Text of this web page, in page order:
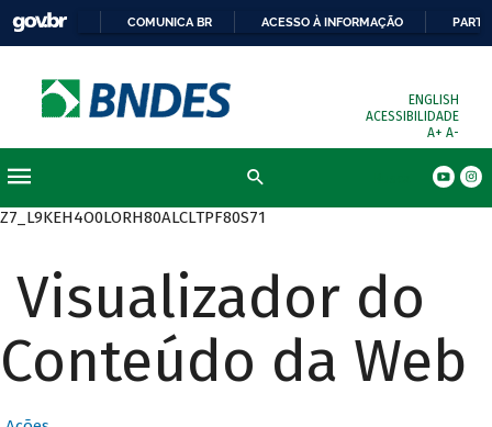
COMUNICA BR ACESSO À INFORMAÇÃO
ENGLISH
ACESSIBILIDADE
A+ A-
Z7_L9KEH4O0LORH80ALCLTPF80S71
Visualizador do
Conteúdo da Web